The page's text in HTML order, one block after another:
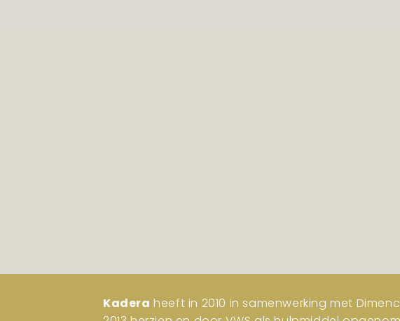
Kadera heeft in 2010 in samenwerking met